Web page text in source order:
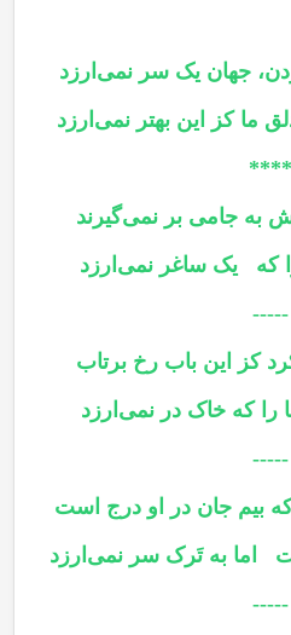
جهان یک سر نمی‌ارزد
کز این بهتر نمی‌ارزد
****
به جامی بر نمی‌گیرند
یک ساغر نمی‌ارزد
-----
کز این باب رخ برتاب
را که خاک در نمی‌ارزد
-----
بیم جان در او درج است
به تَرک سر نمی‌ارزد
-----